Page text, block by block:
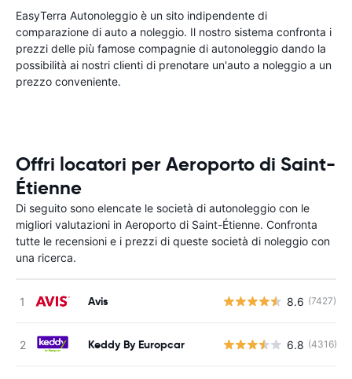
EasyTerra Autonoleggio è un sito indipendente di
comparazione di auto a noleggio. Il nostro sistema confronta i
prezzi delle più famose compagnie di autonoleggio dando la
possibilità ai nostri clienti di prenotare un'auto a noleggio a un
prezzo conveniente.
Offri locatori per Aeroporto di Saint-
Étienne
Di seguito sono elencate le società di autonoleggio con le
migliori valutazioni in Aeroporto di Saint-Étienne. Confronta
tutte le recensioni e i prezzi di queste società di noleggio con
una ricerca.
Avis 8.6 (7427)
Keddy By Europcar 6.8 (4316)